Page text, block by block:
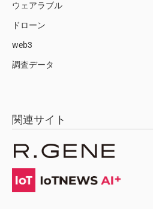
ウェアラブル
ドローン
web3
調査データ
関連サイト